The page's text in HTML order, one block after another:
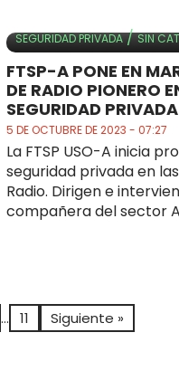
SEGURIDAD PRIVADA/SIN
FTSP-A PONE EN
DE RADIO PIONERO
SEGURIDAD PRIVADA
5 DE OCTUBRE DE 2023 - 07:27
La FTSP USO-A inicia
seguridad privada en
Radio. Dirigen e
compañera del sector
… 11 Siguiente »